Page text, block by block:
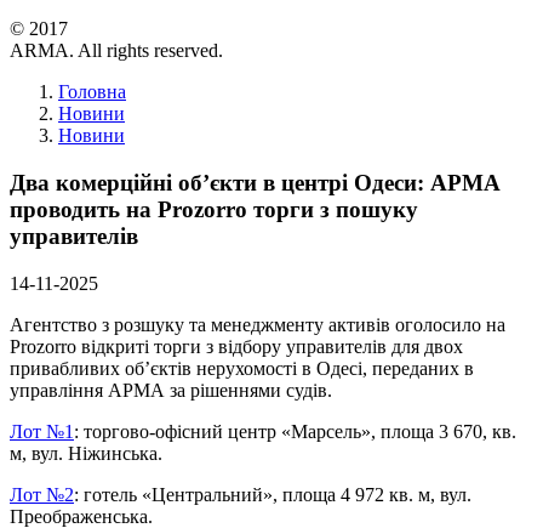
© 2017
ARMA. All rights reserved.
Головна
Новини
Новини
Два комерційні об’єкти в центрі Одеси: АРМА
проводить на Prozorro торги з пошуку
управителів
14-11-2025
Агентство з розшуку та менеджменту активів оголосило на
Prozorro відкриті торги з відбору управителів для двох
привабливих об’єктів нерухомості в Одесі, переданих в
управління АРМА за рішеннями судів.
Лот №1 : торгово-офісний центр «Марсель», площа 3 670, кв.
м, вул. Ніжинська.
Лот №2: готель «Центральний», площа 4 972 кв. м, вул.
Преображенська.